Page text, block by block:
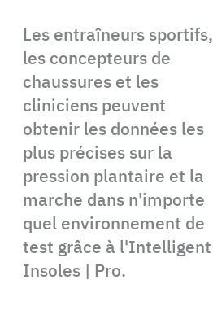
Les entraîneurs sportifs,
les concepteurs de
chaussures et les
cliniciens peuvent
obtenir les données les
plus précises sur la
pression plantaire et la
marche dans n'importe
quel environnement de
test grâce à l'Intelligent
Insoles | Pro.